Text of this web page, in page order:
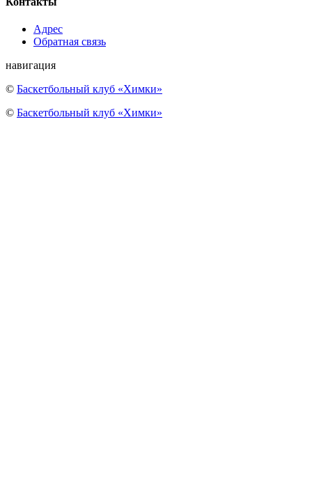
Адрес
Обратная связь
навигация
© Баскетбольный клуб «Химки»
© Баскетбольный клуб «Химки»